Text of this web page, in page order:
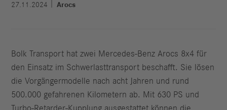
27.11.2024 Arocs
Bolk Transport hat zwei Mercedes-Benz Arocs 8x4 für
den Einsatz im Schwerlasttransport beschafft. Sie lösen
die Vorgängermodelle nach acht Jahren und rund
500.000 gefahrenen Kilometern ab. Mit 630 PS und